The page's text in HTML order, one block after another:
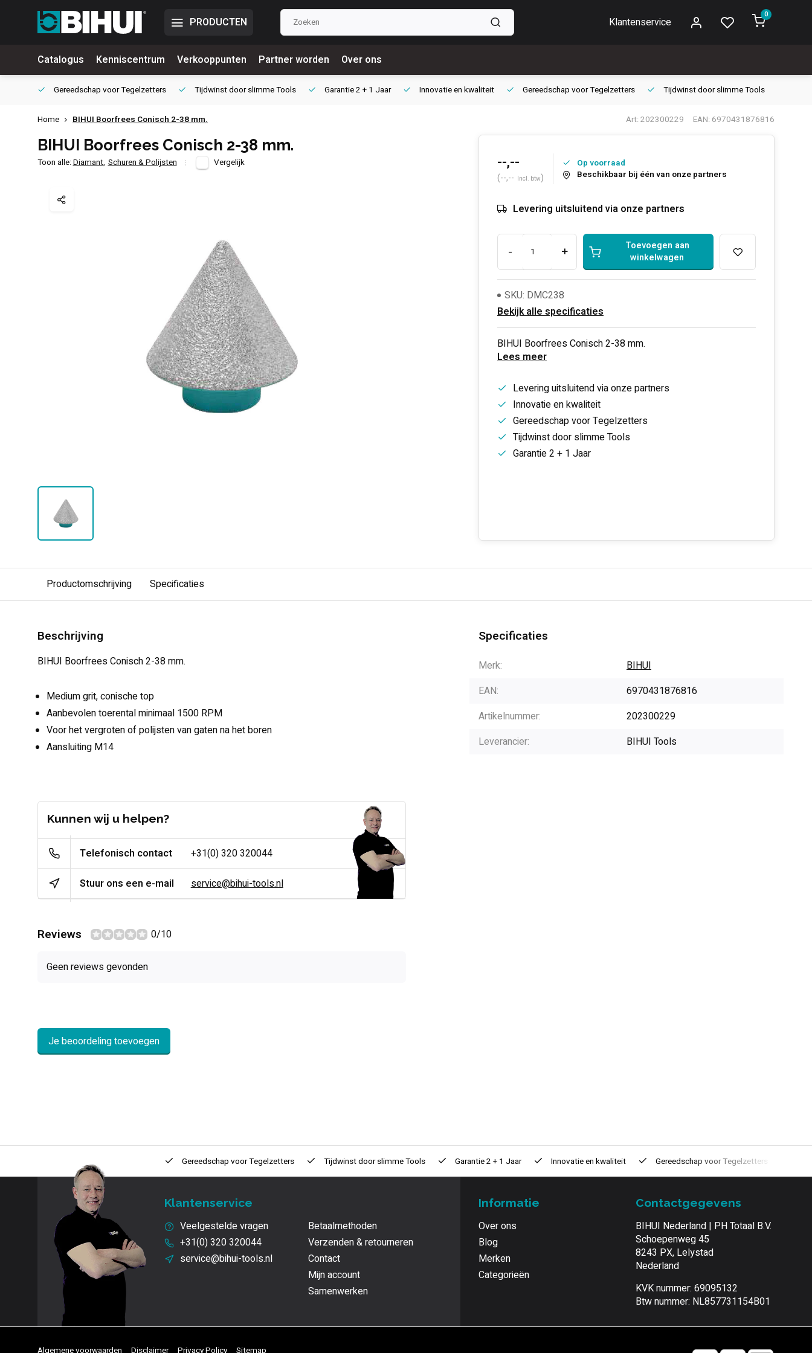
PRODUCTEN Klantenservice
0
Catalogus Kenniscentrum Verkooppunten Partner worden Over ons
Gereedschap voorTegelzetters Tijdwinst doorslimme Tools Garantie2 + 1 Jaar Innovatieen kwaliteit Gereedschap voorTegelzetters Tijdwinst doorslimme Tools
Home BIHUI Boorfrees Conisch 2-38 mm. Art: 202300229 EAN: 6970431876816
BIHUI Boorfrees Conisch 2-38 mm.
Toon alle:Diamant, Schuren & Polijsten Vergelijk --,--
(--,-- Incl. btw)
Op voorraad
Beschikbaar bij één van onze partners
Levering uitsluitend via onze partners
- +
Toevoegen aan
winkelwagen
SKU: DMC238
Bekijk alle specificaties
BIHUI Boorfrees Conisch 2-38 mm.
Lees meer
Levering uitsluitend via onze partners
Innovatie en kwaliteit
Gereedschap voor Tegelzetters
Tijdwinst door slimme Tools
Garantie 2 + 1 Jaar
Productomschrijving Specificaties
Beschrijving
BIHUI Boorfrees Conisch 2-38 mm.
Medium grit, conische top
Aanbevolen toerental minimaal 1500 RPM
Voor het vergroten of polijsten van gaten na het boren
Aansluiting M14
Kunnen wij u helpen?
Telefonisch contact +31(0) 320 320044
Stuur ons een e-mail service@bihui-tools.nl
Reviews 0/10
Geen reviews gevonden
Je beoordeling toevoegen
Specificaties
Merk:
BIHUI
EAN:
6970431876816
Artikelnummer:
202300229
Leverancier:
BIHUI Tools
Innovatie Gereedschap voorTegelzetters Tijdwinst doorslimme Tools Garantie2 + 1 Jaar Innovatieen kwaliteit Gereedschap voorTegelzetters
Klantenservice
Veelgestelde vragen
+31(0) 320 320044
service@bihui-tools.nl
Betaalmethoden
Verzenden & retourneren
Contact
Mijn account
Samenwerken
Informatie
Over ons
Blog
Merken
Categorieën
Contactgegevens
BIHUI Nederland | PH Totaal B.V.
Schoepenweg 45
8243 PX, Lelystad
Nederland
KVK nummer: 69095132
Btw nummer: NL857731154B01
Algemene voorwaarden Disclaimer Privacy Policy Sitemap